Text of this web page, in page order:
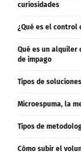
curiosidades
¿Qué es el control
Qué es un alquiler
de impago
Tipos de
Microespuma, la
Tipos de
Cómo subir el